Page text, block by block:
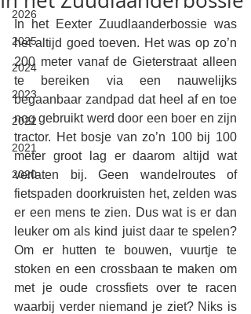
2026
2025
2024
2023
2022
2021
2020
In het Eexter Zuudlaanderbossie was
het altijd goed toeven. Het was op zo’n
200 meter vanaf de Gieterstraat alleen
te bereiken via een nauwelijks
begaanbaar zandpad dat heel af en toe
nog gebruikt werd door een boer en zijn
tractor. Het bosje van zo’n 100 bij 100
meter groot lag er daarom altijd wat
verlaten bij. Geen wandelroutes of
fietspaden doorkruisten het, zelden was
er een mens te zien. Dus wat is er dan
leuker om als kind juist daar te spelen?
Om er hutten te bouwen, vuurtje te
stoken en een crossbaan te maken om
met je oude crossfiets over te racen
waarbij verder niemand je ziet? Niks is